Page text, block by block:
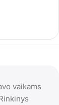
vaikams